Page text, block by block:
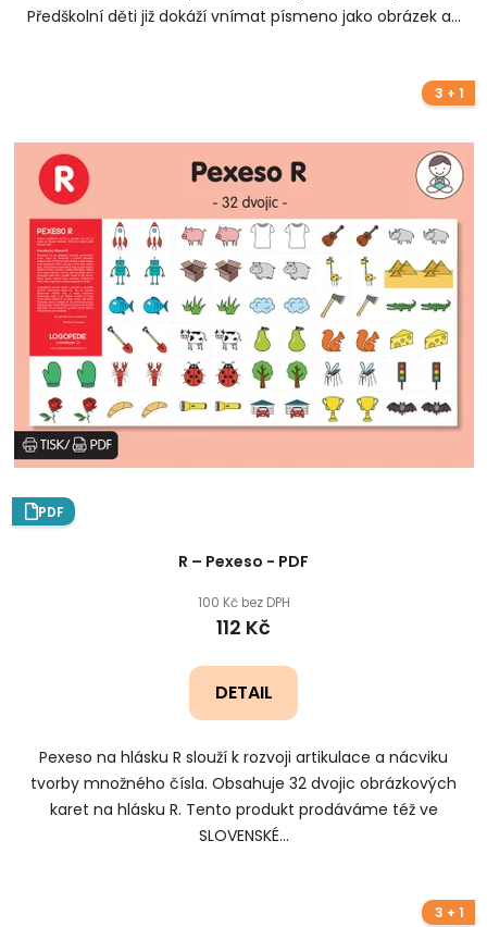
Předškolní děti již dokáží vnímat písmeno jako obrázek a...
3 + 1
PDF
R – Pexeso - PDF
100 Kč bez DPH
112 Kč
DETAIL
Pexeso na hlásku R slouží k rozvoji artikulace a nácviku
tvorby množného čísla. Obsahuje 32 dvojic obrázkových
karet na hlásku R. Tento produkt prodáváme též ve
SLOVENSKÉ...
3 + 1